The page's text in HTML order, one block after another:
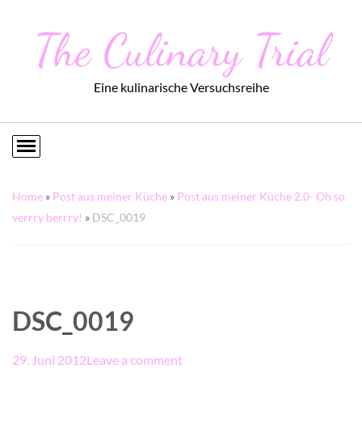
The Culinary Trial
Eine kulinarische Versuchsreihe
Home » Post aus meiner Küche » Post aus meiner Küche 2.0- Oh so
verrry berrry! » DSC_0019
DSC_0019
29. Juni 2012Leave a comment